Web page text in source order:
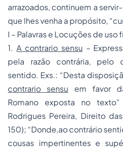
arrazoados, continuem a
que lhes venha a propósito,
I – Palavras e Locuções de uso
1. A contrario sensu –
pela razão contrária, pelo
sentido. Exs.: “Desta
contrario sensu em favor
Romano exposta no texto”
Rodrigues Pereira, Direito
150); “Donde,ao contrário
cousas impertinentes e